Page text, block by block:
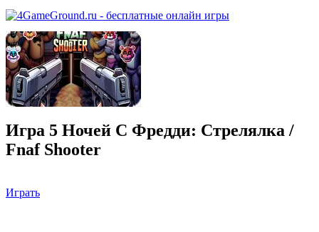
Игра 5 Ночей С Фредди: Стрелялка /
Fnaf Shooter
Играть